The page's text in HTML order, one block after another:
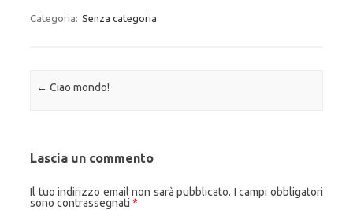
Categoria: Senza categoria
Navigazione articolo
← Ciao mondo!
Lascia un commento
Il tuo indirizzo email non sarà pubblicato. I campi obbligatori
sono contrassegnati *